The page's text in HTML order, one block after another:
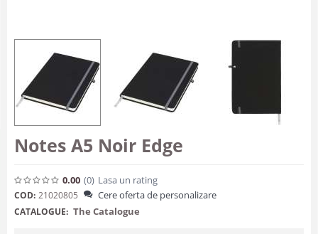
Notes A5 Noir Edge
0.00 (0) Lasa un rating
COD: 21020805 Cere oferta de personalizare
CATALOGUE: The Catalogue